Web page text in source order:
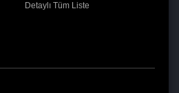
Detaylı Tüm Liste